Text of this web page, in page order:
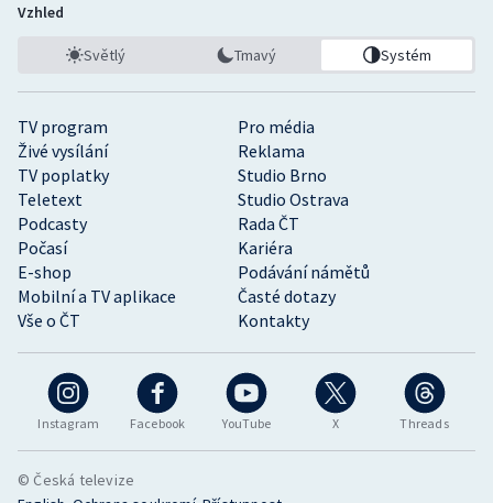
Instagram Facebook YouTube X Threads
TV program
Pro média
Živé vysílání
Reklama
TV poplatky
Studio Brno
Teletext
Studio Ostrava
Podcasty
Rada ČT
Počasí
Kariéra
E-shop
Podávání námětů
Mobilní a TV aplikace
Časté dotazy
Vše o ČT
Kontakty
Vzhled
Světlý Tmavý Systém
© Česká televize